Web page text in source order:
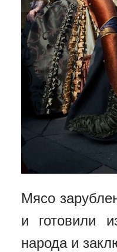
Мясо
и готовили
народа и